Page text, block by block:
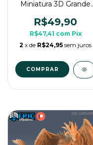
Miniatura 3D Grande
R$49,90
R$47,41 com Pix
2 x de R$24,95 sem juros